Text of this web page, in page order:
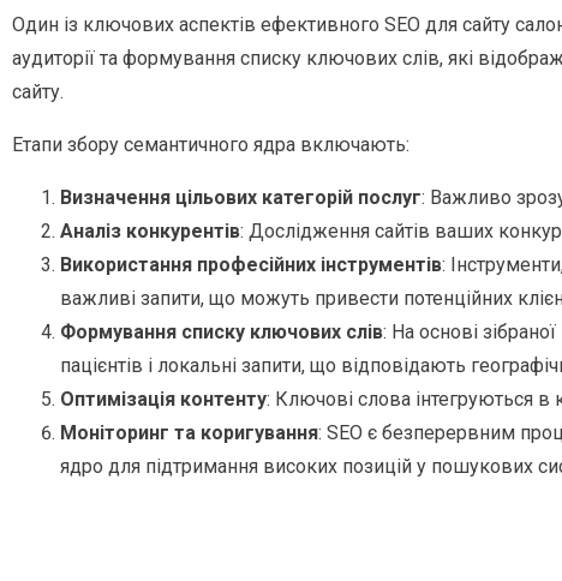
Один із ключових аспектів ефективного SEO для сайту
аудиторії та формування списку ключових слів, які
сайту.
Етапи збору семантичного ядра включають:
Визначення цільових категорій послуг: Важливо
Аналіз конкурентів: Дослідження сайтів ваших
Використання професійних інструментів:
важливі запити, що можуть привести потенційних
Формування списку ключових слів: На основі
пацієнтів і локальні запити, що відповідають
Оптимізація контенту: Ключові слова інтегруються в
Моніторинг та коригування: SEO є безперервним
ядро для підтримання високих позицій у пошукових